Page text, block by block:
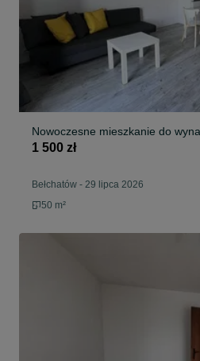
Nowoczesne mieszkanie do
1 500 zł
Bełchatów - 29 lipca 2026
50 m²